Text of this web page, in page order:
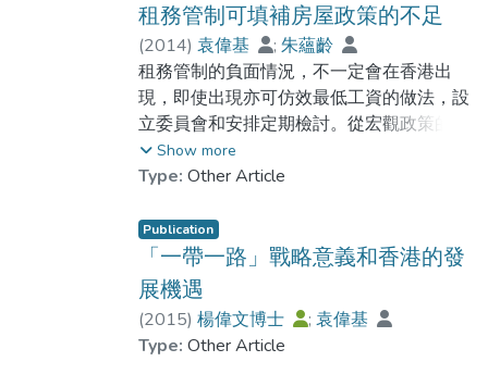
租務管制可填補房屋政策的不足
(2014) 袁偉基 ; 朱蘊齡
租務管制的負面情況，不一定會在香港出
現，即使出現亦可仿效最低工資的做法，設
立委員會和安排定期檢討。從宏觀政策的角
度來看，租務管制既可穩定租金的波幅，也
可理順租務市場以及彌補現時房屋政策的缺
Show more
Type: Other Article
Publication
「一帶一路」戰略意義和香港的發
展機遇
(2015) 楊偉文博士 ; 袁偉基
Type: Other Article